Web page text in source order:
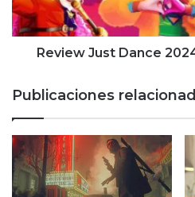
Review Just Dance
Publicaciones